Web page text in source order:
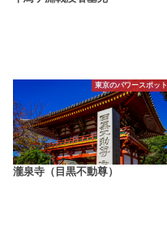
東京のパワースポット
瀧泉寺（目黒不動尊）